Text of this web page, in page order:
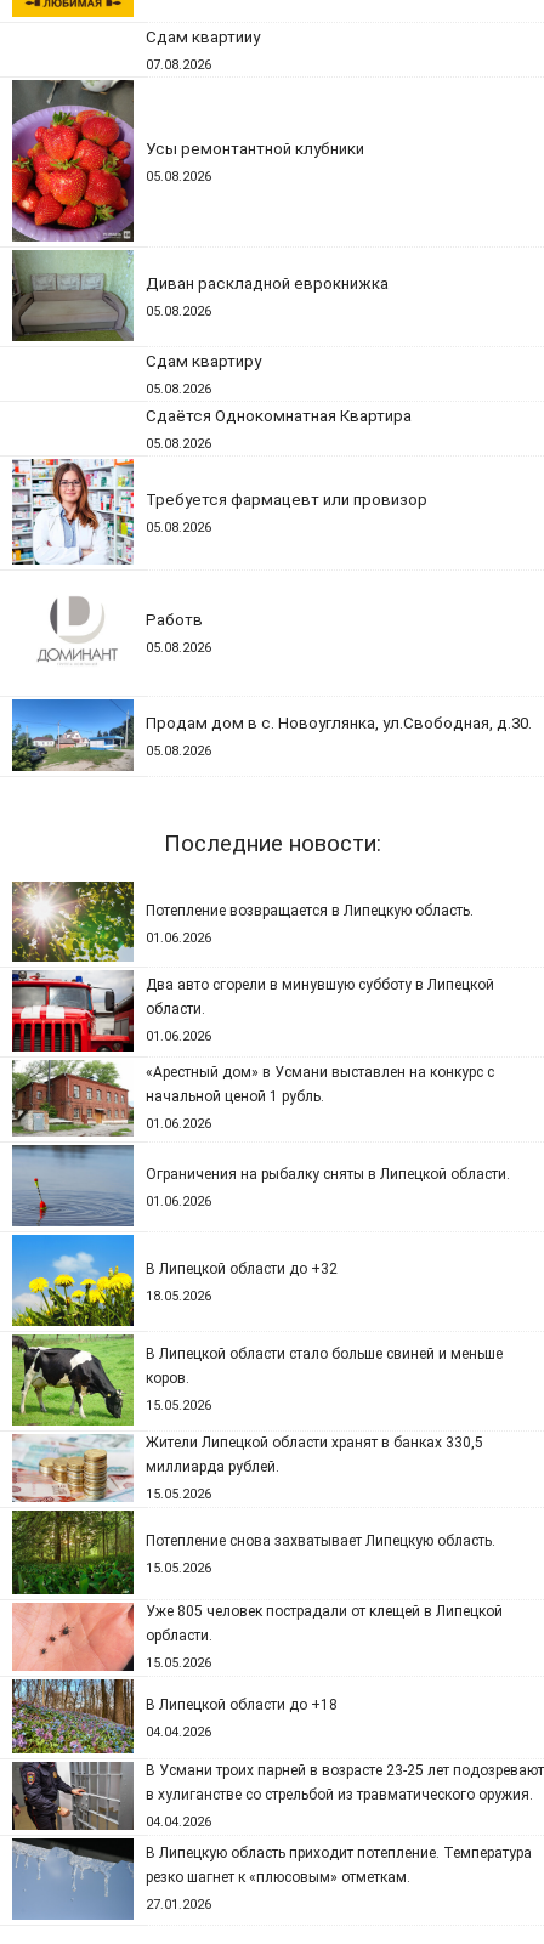
Сдам квартииу
07.08.2026
Усы ремонтантной клубники
05.08.2026
Диван раскладной еврокнижка
05.08.2026
Сдам квартиру
05.08.2026
Сдаётся Однокомнатная Квартира
05.08.2026
Требуется фармацевт или провизор
05.08.2026
Работв
05.08.2026
Продам дом в с. Новоуглянка, ул.Свободная, д.30.
05.08.2026
Последние новости:
Потепление возвращается в Липецкую область.
01.06.2026
Два авто сгорели в минувшую субботу в Липецкой
области.
01.06.2026
«Арестный дом» в Усмани выставлен на конкурс с
начальной ценой 1 рубль.
01.06.2026
Ограничения на рыбалку сняты в Липецкой области.
01.06.2026
В Липецкой области до +32
18.05.2026
В Липецкой области стало больше свиней и меньше
коров.
15.05.2026
Жители Липецкой области хранят в банках 330,5
миллиарда рублей.
15.05.2026
Потепление снова захватывает Липецкую область.
15.05.2026
Уже 805 человек пострадали от клещей в Липецкой
орбласти.
15.05.2026
В Липецкой области до +18
04.04.2026
В Усмани троих парней в возрасте 23-25 лет подозревают
в хулиганстве со стрельбой из травматического оружия.
04.04.2026
В Липецкую область приходит потепление. Температура
резко шагнет к «плюсовым» отметкам.
27.01.2026